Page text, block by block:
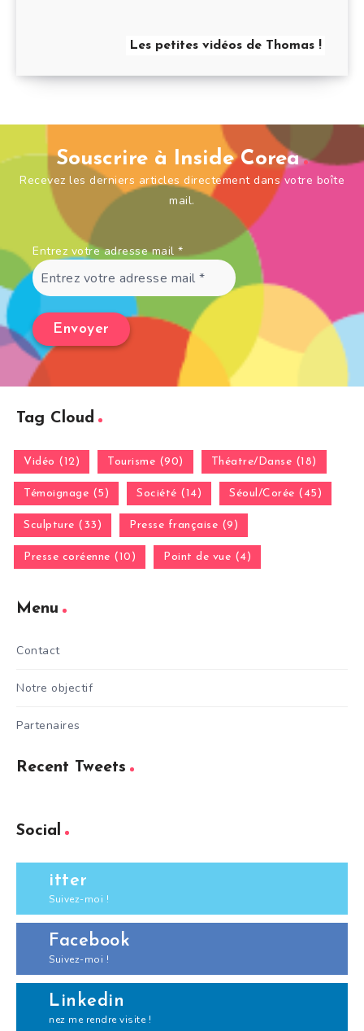
Les petites vidéos de Thomas !
Souscrire à Inside Corea
Recevez les derniers articles directement dans votre boîte
mail.
Entrez votre adresse mail *
Tag Cloud
Vidéo (12) Tourisme (90) Théatre/Danse (18)
Témoignage (5) Société (14) Séoul/Corée (45)
Sculpture (33) Presse française (9)
Presse coréenne (10) Point de vue (4)
Menu
Contact
Notre objectif
Partenaires
Recent Tweets
Social
itter
Suivez-moi !
Facebook
Suivez-moi !
Linkedin
nez me rendre visite !